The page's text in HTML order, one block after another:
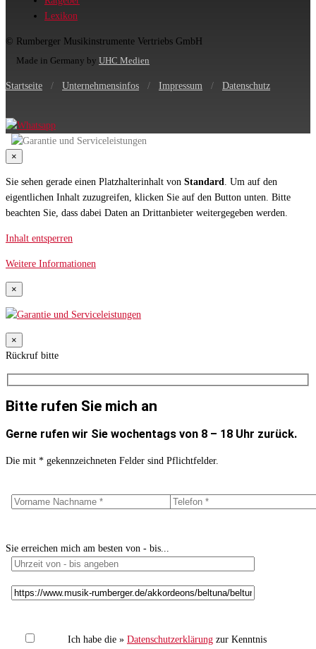
Lexikon
© Rumberger Musikinstrumente Vertriebs GmbH
Made in Germany by UHC Medien
Startseite / Unternehmensinfos / Impressum / Datenschutz
×
Sie sehen gerade einen Platzhalterinhalt von Standard. Um auf den
eigentlichen Inhalt zuzugreifen, klicken Sie auf den Button unten. Bitte
beachten Sie, dass dabei Daten an Drittanbieter weitergegeben werden.
Inhalt entsperren
Weitere Informationen
×
×
Rückruf bitte
Bitte rufen Sie mich an
Gerne rufen wir Sie wochentags von 8 – 18 Uhr zurück.
Die mit * gekennzeichneten Felder sind Pflichtfelder.
Sie erreichen mich am besten von - bis...
Ich habe die » Datenschutzerklärung zur Kenntnis